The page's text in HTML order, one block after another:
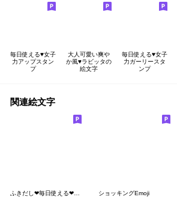
毎日使える♥️女子
力アップスタン
プ
大人可愛い爽や
か風♥️ラビッタの
絵文字
毎日使える♥️女子
力ガーリースタ
ンプ
関連絵文字
ショッキングEmoji